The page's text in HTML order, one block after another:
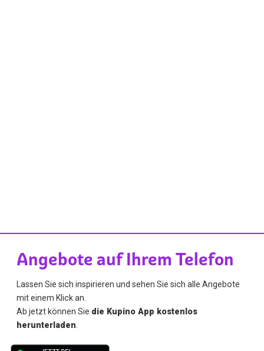
Angebote auf Ihrem Telefon
Lassen Sie sich inspirieren und sehen Sie sich alle Angebote
mit einem Klick an.
Ab jetzt können Sie die Kupino App kostenlos
herunterladen